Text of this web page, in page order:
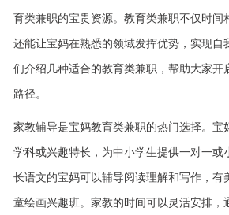
育类兼职的宝贵资源。教育类兼职不仅时间
还能让宝妈在熟悉的领域发挥优势，实现自
们介绍几种适合的教育类兼职，帮助大家开
路径。
家教辅导是宝妈教育类兼职的热门选择。宝
学科或兴趣特长，为中小学生提供一对一或
长语文的宝妈可以辅导阅读理解和写作，有
童绘画兴趣班。家教的时间可以灵活安排，